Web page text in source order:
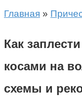
Главная »
Как
косами на
схемы и